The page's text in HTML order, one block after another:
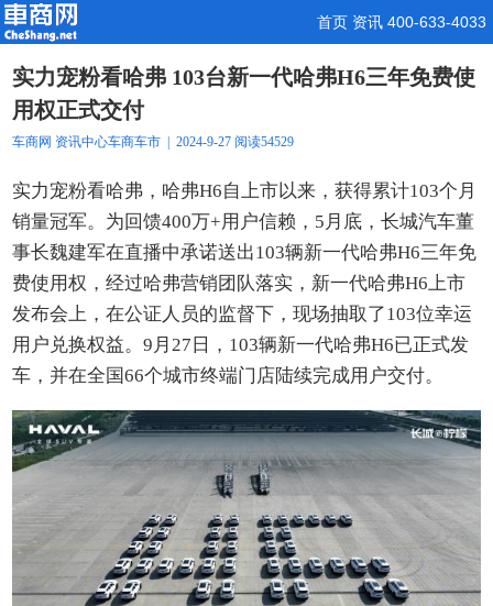
首页 资讯 400-633-4033
实力宠粉看哈弗 103台新一代哈弗H6三年免费使
用权正式交付
车商网 资讯中心车商车市 | 2024-9-27 阅读54529
实力宠粉看哈弗，哈弗H6自上市以来，获得累计103个月
销量冠军。为回馈400万+用户信赖，5月底，长城汽车董
事长魏建军在直播中承诺送出103辆新一代哈弗H6三年免
费使用权，经过哈弗营销团队落实，新一代哈弗H6上市
发布会上，在公证人员的监督下，现场抽取了103位幸运
用户兑换权益。9月27日，103辆新一代哈弗H6已正式发
车，并在全国66个城市终端门店陆续完成用户交付。